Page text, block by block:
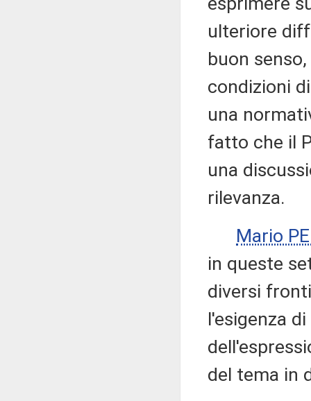
ulteriore
buon
condizioni
una
fatto che il
una
rilevanza.
Mario
in queste
diversi
l'esigenza
del tema in